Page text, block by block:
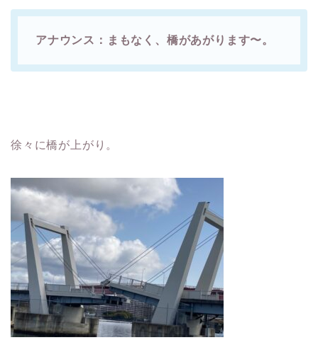
アナウンス：まもなく、橋があがります〜。
徐々に橋が上がり。